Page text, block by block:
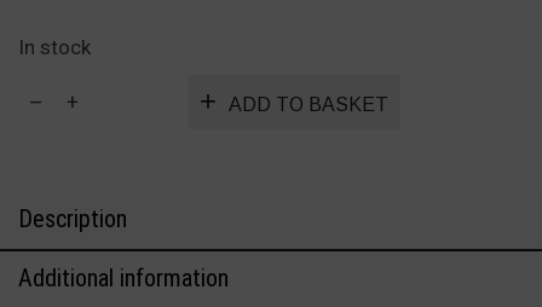
In stock
Architecture
in
1984–
ADD TO BASKET
Description
Additional information